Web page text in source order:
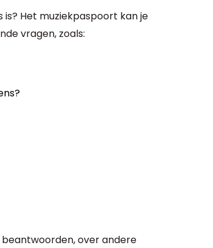
is? Het muziekpaspoort kan je
vragen, zoals:
over andere